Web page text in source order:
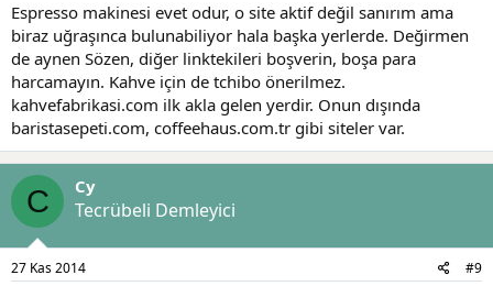
Espresso makinesi evet odur, o site aktif değil sanırım ama
biraz uğraşınca bulunabiliyor hala başka yerlerde. Değirmen
de aynen Sözen, diğer linktekileri boşverin, boşa para
harcamayın. Kahve için de tchibo önerilmez.
kahvefabrikasi.com ilk akla gelen yerdir. Onun dışında
baristasepeti.com, coffeehaus.com.tr gibi siteler var.
C Cy
Tecrübeli Demleyici
27 Kas 2014 #9